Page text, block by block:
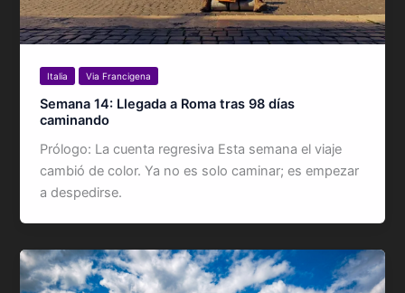
Italia Via Francigena
Semana 14: Llegada a Roma tras 98 días
caminando
Prólogo: La cuenta regresiva Esta semana el viaje
cambió de color. Ya no es solo caminar; es empezar
a despedirse.